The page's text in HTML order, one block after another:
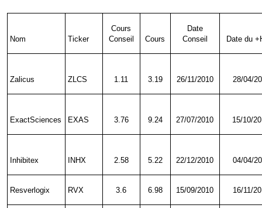
Nom Ticker
Cours
Conseil
Cours
Date
Conseil
Date du
Zalicus ZLCS 1.11 3.19 26/11/2010 28/04/
ExactSciences EXAS 3.76 9.24 27/07/2010 15/10/
Inhibitex INHX 2.58 5.22 22/12/2010 04/04/
Resverlogix RVX 3.6 6.98 15/09/2010 16/11/